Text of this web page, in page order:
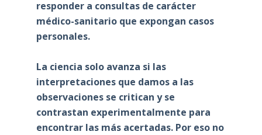
responder a consultas de carácter
médico-sanitario que expongan casos
personales.
La ciencia solo avanza si las
interpretaciones que damos a las
observaciones se critican y se
contrastan experimentalmente para
encontrar las más acertadas. Por eso no